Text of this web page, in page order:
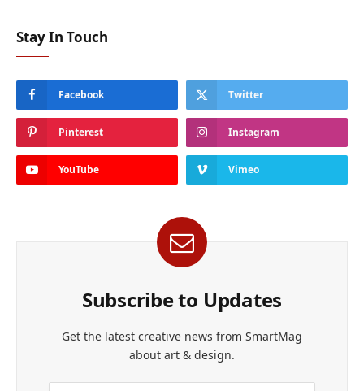
Stay In Touch
Facebook Twitter
Pinterest Instagram
YouTube Vimeo
Subscribe to Updates
Get the latest creative news from SmartMag
about art & design.